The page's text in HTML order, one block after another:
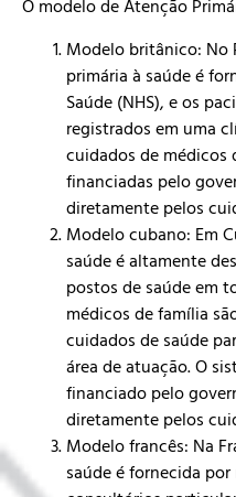
O modelo de Atenção
Modelo britânico: No
primária à saúde é
Saúde (NHS), e os
registrados em uma
cuidados de médicos
financiadas pelo
diretamente pelos
Modelo cubano: Em
saúde é altamente
postos de saúde em
médicos de família
cuidados de saúde
área de atuação. O
financiado pelo
diretamente pelos
Modelo francês: Na
saúde é fornecida